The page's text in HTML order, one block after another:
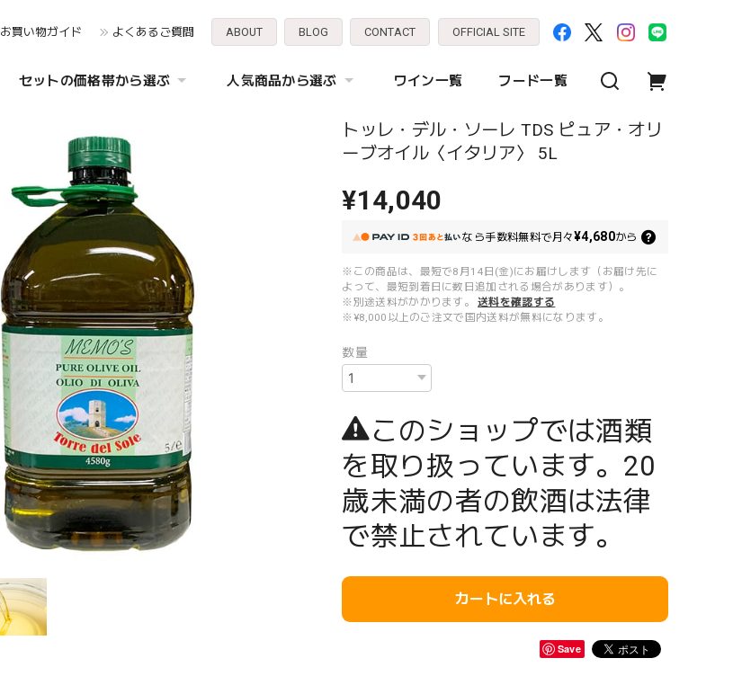
お買い物ガイド よくあるご質問 ABOUT BLOG CONTACT OFFICIAL SITE
セットの価格帯から選ぶ 人気商品から選ぶ ワイン一覧 フード一覧
トッレ・デル・ソーレ TDS ピュア・オリ
ーブオイル〈イタリア〉 5L
¥14,040
なら手数料無料で月々¥4,680から
※この商品は、最短で8月14日(金)にお届けします（お届け先に
よって、最短到着日に数日追加される場合があります）。
※別途送料がかかります。
送料を確認する
※¥8,000以上のご注文で国内送料が無料になります。
数量
このショップでは酒類
を取り扱っています。20
歳未満の者の飲酒は法律
で禁止されています。
カートに入れる
Save